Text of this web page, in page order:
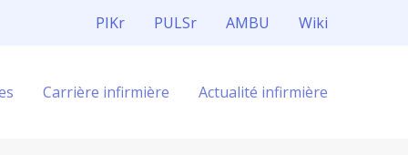
PIKr PULSr AMBU Wiki
Carrière infirmière Actualité infirmière